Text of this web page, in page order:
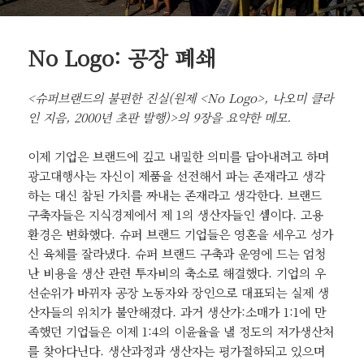
No Logo: 공장 폐쇄
<슈퍼브랜드의 불편한 진실(원제 <No Logo>, 나오미 클라
인 지음, 2000년 초판 발행)>의 9장을 요약한 메모.
이제 기업은 브랜드에 깊고 내밀한 의미를 담아내려고 하며
광고대행사는 자신이 제품을 선전해서 파는 존재라고 생각
하는 대신 참된 가치를 짜내는 존재라고 생각한다. 브랜드
구축자들은 지식경제에서 제 1의 생산자들인 셈이다. 고용
환경은 변화했다. 슈퍼 브랜드 기업들은 영혼을 세우고 성가
신 육체를 잘라냈다. 슈퍼 브랜드 구축과 운영에 드는 엄청
난 비용을 생산 관련 투자비의 축소로 해결했다. 기업의 우
선순위가 바뀌자 공장 노동자와 장인으로 대표되는 실제 생
산자들의 위치가 불안해졌다. 과거 생산가:소매가 1:1에 만
족했던 기업들은 이제 1:4의 이윤율을 낼 정도의 저가생산처
를 찾아다닌다. 생산과정과 생산자는 평가절하되고 있으며